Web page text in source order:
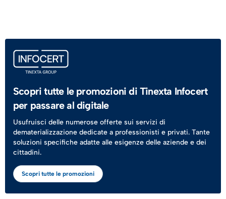
Scopri tutte le promozioni di Tinexta Infocert
per passare al digitale
Usufruisci delle numerose offerte sui servizi di
dematerializzazione dedicate a professionisti e privati. Tante
soluzioni specifiche adatte alle esigenze delle aziende e dei
cittadini.
Scopri tutte le promozioni